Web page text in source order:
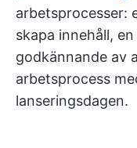
arbetsprocesser:
skapa innehåll,
godkännande av
arbetsprocess
lanseringsdagen.